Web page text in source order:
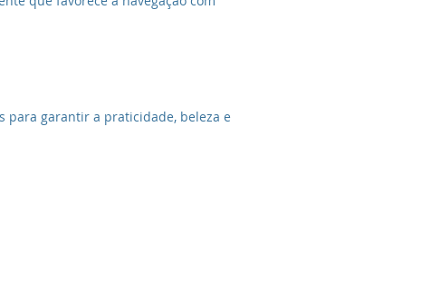
para garantir a praticidade, beleza e